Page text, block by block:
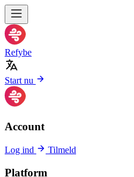
Refybe
Start nu
Account
Log ind Tilmeld
Platform